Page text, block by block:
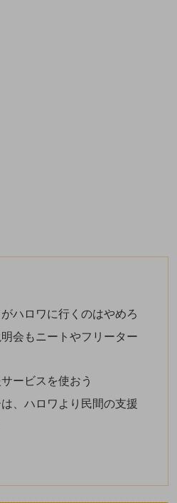
ハロワに行くのはやめろ
会もニートやフリーター
ービスを使おう
、ハロワより民間の支援